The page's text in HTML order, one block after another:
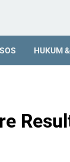
HUKUM